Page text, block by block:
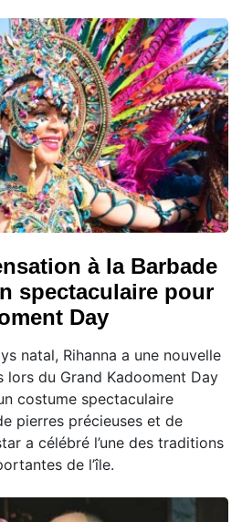
à la Barbade
spectaculaire pour
Day
natal, Rihanna a une nouvelle
lors du Grand Kadooment Day
costume spectaculaire
pierres précieuses et de
a célébré l’une des traditions
de l’île.